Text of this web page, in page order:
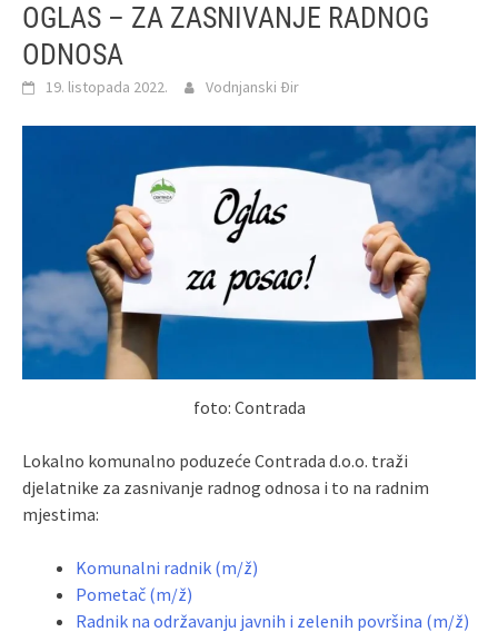
OGLAS – ZA ZASNIVANJE RADNOG
ODNOSA
19. listopada 2022. Vodnjanski Đir
foto: Contrada
Lokalno komunalno poduzeće Contrada d.o.o. traži
djelatnike za zasnivanje radnog odnosa i to na radnim
mjestima:
Komunalni radnik (m/ž)
Pometač (m/ž)
Radnik na održavanju javnih i zelenih površina (m/ž)